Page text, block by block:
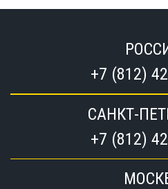
+7 (812)
САНКТ-
+7 (812)